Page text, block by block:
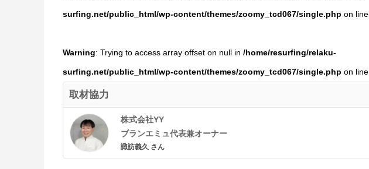
surfing.net/public_html/wp-content/themes/zoomy_tcd067/single.php on line
Warning: Trying to access array offset on null in /home/resurfing/relaku-
surfing.net/public_html/wp-content/themes/zoomy_tcd067/single.php on line
取材協力
株式会社YY
ブランエミュ代表兼オーナー
諏訪義久 さん